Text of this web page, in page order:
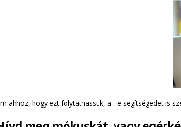
ahhoz, hogy ezt folytathassuk, a Te segítségedet is